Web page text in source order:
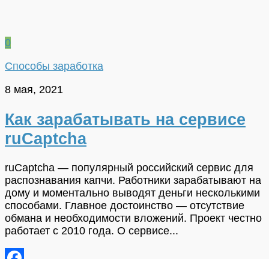
0
Способы заработка
8 мая, 2021
Как зарабатывать на сервисе
ruCaptcha
ruCaptcha — популярный российский сервис для
распознавания капчи. Работники зарабатывают на
дому и моментально выводят деньги несколькими
способами. Главное достоинство — отсутствие
обмана и необходимости вложений. Проект честно
работает с 2010 года. О сервисе...